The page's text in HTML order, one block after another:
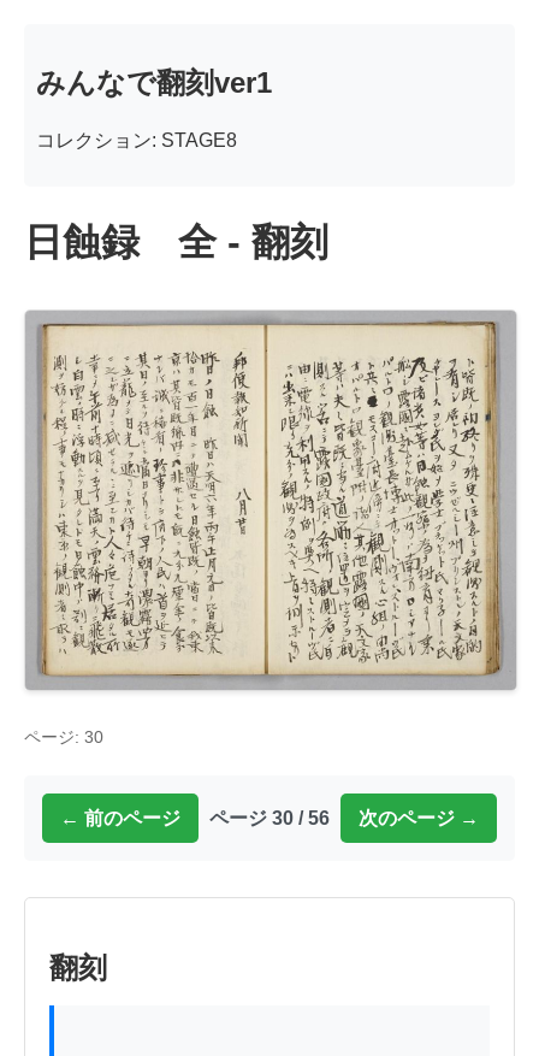
みんなで翻刻ver1
コレクション: STAGE8
日蝕録 全 - 翻刻
ページ: 30
← 前のページ ページ 30 / 56 次のページ →
翻刻